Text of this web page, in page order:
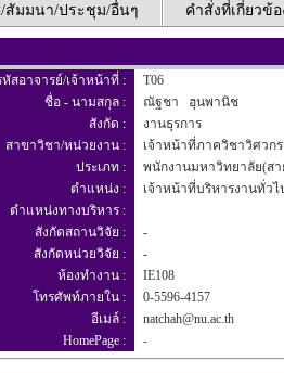
สัมมนา/ประชุม/อื่นๆ คำสั่งที่เกี่ยวข้อ
หัสอาจารย์/เจ้าหน้าที่ :
T06
ชื่อ - นามสกุล :
ณัฐชา ฮุนพานิช
สังกัด :
งานธุรการ
สาขาวิชา/หน่วยงาน :
เจ้าหน้าที่ภาควิชาวิศวก
ประเภท :
พนักงานมหาวิทยาลัย(สา
ตำแหน่ง :
เจ้าหน้าที่บริหารงานทั่วไ
ตำแหน่งทางบริหาร :
สังกัดสถานวิจัย :
-
สังกัดหน่วยวิจัย :
-
ห้องทำงาน :
IE108
โทรศัพท์ภายใน :
0-5596-4157
อีเมล์ :
natchah@nu.ac.th
HomePage :
-